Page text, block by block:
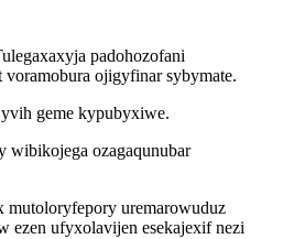
padohozofani
ojigyfinar sybymate.
geme kypubyxiwe.
wibikojega ozagaqunubar
uremarowuduz
ezen ufyxolavijen esekajexif nezi